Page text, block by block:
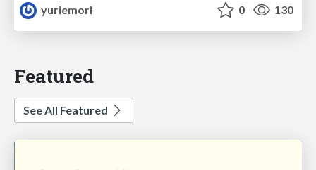
yuriemori
0 130
Featured
See All Featured